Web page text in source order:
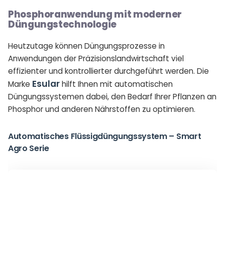
Phosphoranwendung mit moderner
Düngungstechnologie
Heutzutage können Düngungsprozesse in
Anwendungen der Präzisionslandwirtschaft viel
effizienter und kontrollierter durchgeführt werden. Die
Marke Esularhilft Ihnen mit automatischen
Düngungssystemen dabei, den Bedarf Ihrer Pflanzen an
Phosphor und anderen Nährstoffen zu optimieren.
Automatisches Flüssigdüngungssystem – Smart
Agro Serie